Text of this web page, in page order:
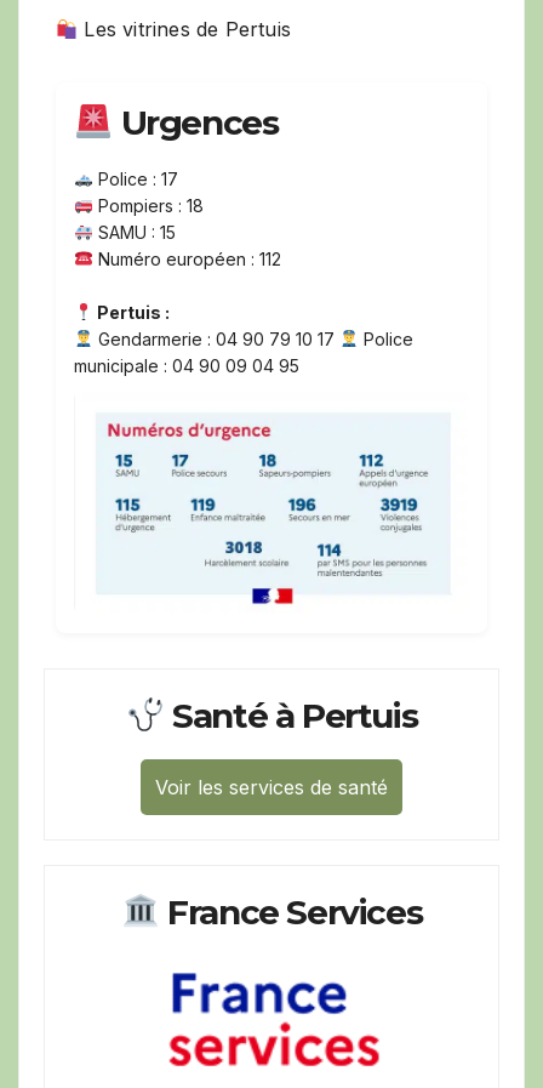
Les vitrines de Pertuis
Urgences
Police : 17
Pompiers : 18
SAMU : 15
Numéro européen : 112
Pertuis :
Gendarmerie : 04 90 79 10 17
Police
municipale : 04 90 09 04 95
Santé à Pertuis
Voir les services de santé
France Services